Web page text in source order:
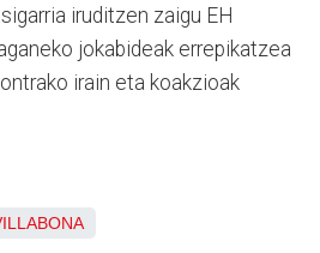
iruditzen zaigu EH
jokabideak errepikatzea
irain eta koakzioak